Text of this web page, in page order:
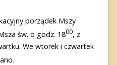
porządek Mszy
św. o godz. 1800, z
We wtorek i czwartek